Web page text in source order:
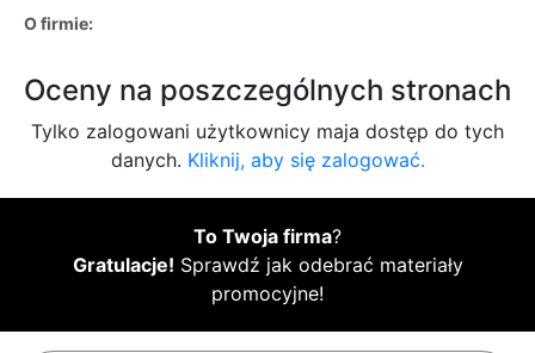
O firmie:
Oceny na poszczególnych stronach
Tylko zalogowani użytkownicy maja dostęp do tych
danych. Kliknij, aby się zalogować.
To Twoja firma?
Gratulacje! Sprawdź jak odebrać materiały
promocyjne!